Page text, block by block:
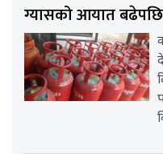
ग्यासको आयात